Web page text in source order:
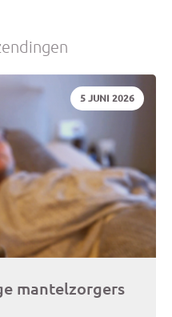
DATUM:
5 JUNI 2026
mantelzorgers